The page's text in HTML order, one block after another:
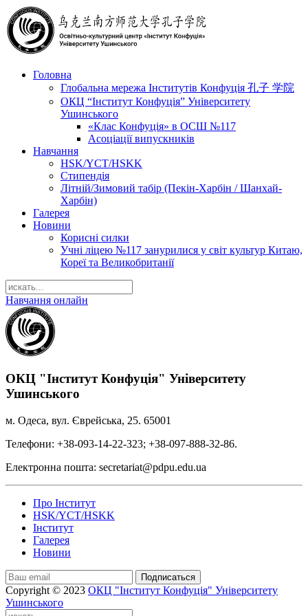
Головна
Глобальна мережа Інститутів Конфуція 孔子 学院
ОКЦ “Інститут Конфуція” Університету
Ушинського
«Клас Конфуція» в ОСШ №117
Асоціації випускників
Навчання
HSK/YCT/HSKK
Стипендія
Літній/Зимовий табір (Пекін-Харбін / Шанхай-
Харбін)
Галерея
Новини
Корисні силки
Учні ліцею №117 занурилися у світ культур Китаю,
Кореї та Великобританії
Навчання онлайн
ОКЦ "Інститут Конфуція" Університету
Ушинського
м. Одеса, вул. Єврейська, 25. 65001
Телефони: +38-093-14-22-323; +38-097-888-32-86.
Електронна пошта: secretariat@pdpu.edu.ua
Про Інститут
HSK/YCT/HSKK
Інститут
Галерея
Новини
Подписаться
Copyright © 2023 ОКЦ "Інститут Конфуція" Університету
Ушинського